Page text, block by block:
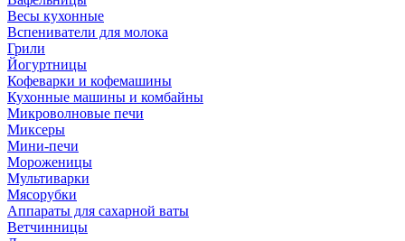
Весы кухонные
Вспениватели для молока
Грили
Йогуртницы
Кофеварки и кофемашины
Кухонные машины и комбайны
Микроволновые печи
Миксеры
Мини-печи
Мороженицы
Мультиварки
Мясорубки
Аппараты для сахарной ваты
Ветчинницы